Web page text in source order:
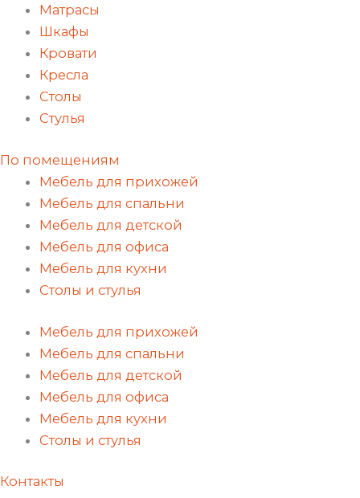
Матрасы
Шкафы
Кровати
Кресла
Столы
Стулья
По помещениям
Мебель для прихожей
Мебель для спальни
Мебель для детской
Мебель для офиса
Мебель для кухни
Столы и стулья
Мебель для прихожей
Мебель для спальни
Мебель для детской
Мебель для офиса
Мебель для кухни
Столы и стулья
Контакты